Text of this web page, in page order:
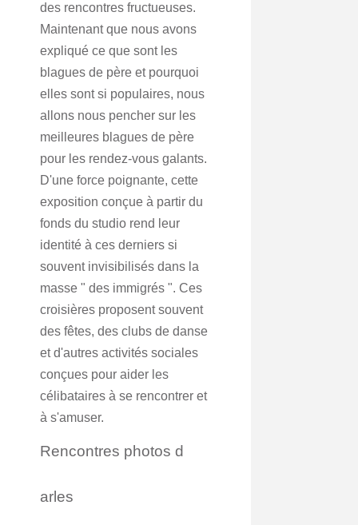
des rencontres fructueuses.
Maintenant que nous avons
expliqué ce que sont les
blagues de père et pourquoi
elles sont si populaires, nous
allons nous pencher sur les
meilleures blagues de père
pour les rendez-vous galants.
D'une force poignante, cette
exposition conçue à partir du
fonds du studio rend leur
identité à ces derniers si
souvent invisibilisés dans la
masse " des immigrés ". Ces
croisières proposent souvent
des fêtes, des clubs de danse
et d'autres activités sociales
conçues pour aider les
célibataires à se rencontrer et
à s'amuser.
Rencontres photos d
arles